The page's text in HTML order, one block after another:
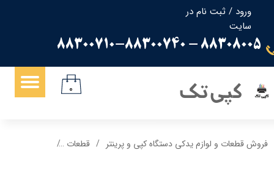
ورود / ثبت نام در
سایت
حساب کاربری من
تغییر گذر واژه
سفارشات
88308005 - 88300710-88300740
کپی تک ۰
فروش قطعات و لوازم یدکی دستگاه کپی و پرینتر قطعات